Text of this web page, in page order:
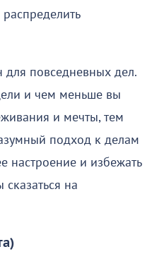
для повседневных дел.
и чем меньше вы
и мечты, тем
подход к делам
настроение и избежать
на